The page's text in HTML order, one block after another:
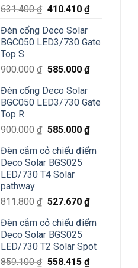
631.400₫ Giá
là:
631.400 ₫.
410.410 ₫Giá
là:
Đèn cổng Deco Solar
BGC050 LED3/730 Gate
Top S
900.000₫ Giá
là:
900.000 ₫.
585.000 ₫Giá
là:
Đèn cổng Deco Solar
BGC050 LED3/730 Gate
Top R
900.000₫ Giá
là:
900.000 ₫.
585.000 ₫Giá
tại
Đèn cắm cỏ chiếu điểm
Deco Solar BGS025
LED/730 T4 Solar
pathway
811.800₫ Giá
là:
811.800 ₫.
527.670 ₫Giá
tại
527.670 ₫.
Đèn cắm cỏ chiếu điểm
Deco Solar BGS025
LED/730 T2 Solar Spot
859.100₫ Giá
558.415 ₫Giá